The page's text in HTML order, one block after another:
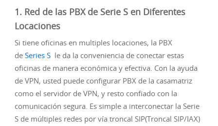
1. Red de las PBX de Serie S en Diferentes
Locaciones
Si tiene oficinas en multiples locaciones, la PBX
de Series S le da la conveniencia de conectar estas
oficinas de manera económica y efectiva. Con la ayuda
de VPN, usted puede configurar PBX de la casamatriz
como el servidor de VPN, y resto confiado con la
comunicación segura. Es simple a interconectar la Serie
S de múltiples redes por vía troncal SIP(Troncal SIP/IAX)